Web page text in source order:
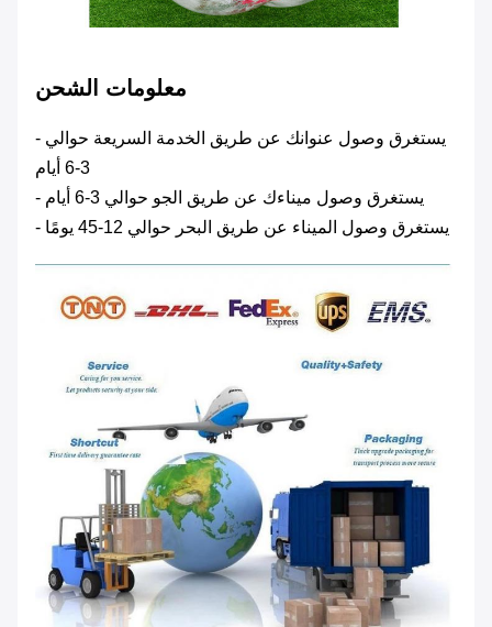
معلومات الشحن
- يستغرق وصول عنوانك عن طريق الخدمة السريعة حوالي
3-6 أيام
- يستغرق وصول ميناءك عن طريق الجو حوالي 3-6 أيام
- يستغرق وصول الميناء عن طريق البحر حوالي 12-45 يومًا